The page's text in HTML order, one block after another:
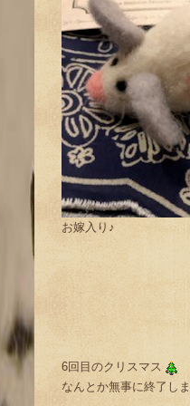
お嫁入り♪
6回目のクリスマス
なんとか無事に終了し